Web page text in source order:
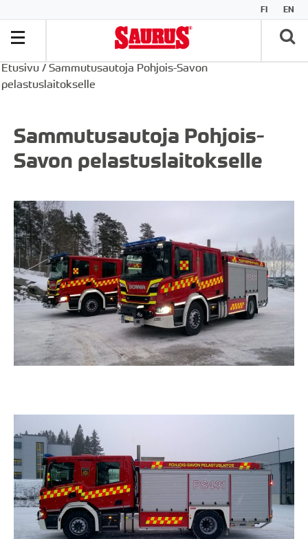
FI EN
Etusivu / Sammutusautoja Pohjois-Savon
pelastuslaitokselle
Sammutusautoja Pohjois-
Savon pelastuslaitokselle